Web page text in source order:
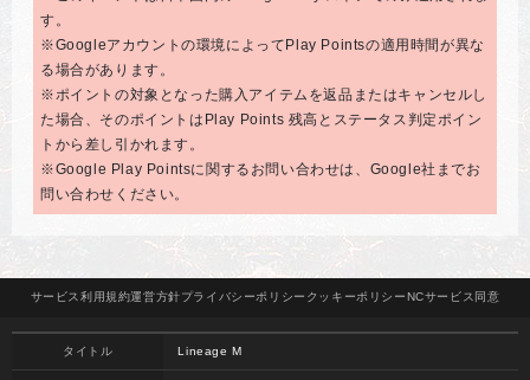
す。
※Googleアカウントの環境によってPlay Pointsの適用時間が異な
る場合があります。
※ポイントの対象となった購入アイテムを返品またはキャンセルし
た場合、そのポイントはPlay Points 残高とステータス判定ポイン
トから差し引かれます。
※Google Play Pointsに関するお問い合わせは、Google社までお
問い合わせください。
サービス利用規約運営方針プライバシーポリシー クッキーポリシー NCサービス 同意
タイトル Lineage M